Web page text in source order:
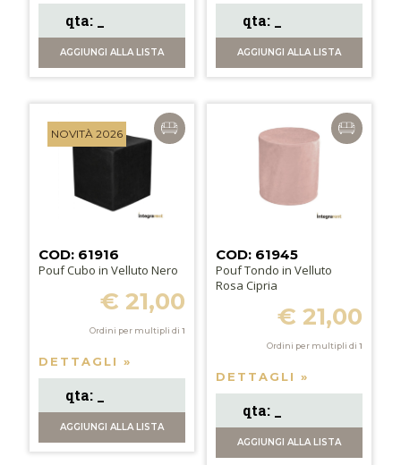
AGGIUNGIALLA LISTA AGGIUNGI ALLA LISTA
NOVITÀ 2026
COD: 61916
Pouf Cubo in Velluto Nero
€ 21,00
Ordini per multipli di 1
DETTAGLI »
AGGIUNGIALLA LISTA
COD: 61945
Pouf Tondo in Velluto
Rosa Cipria
€ 21,00
Ordini per multipli di 1
DETTAGLI »
AGGIUNGI ALLA LISTA